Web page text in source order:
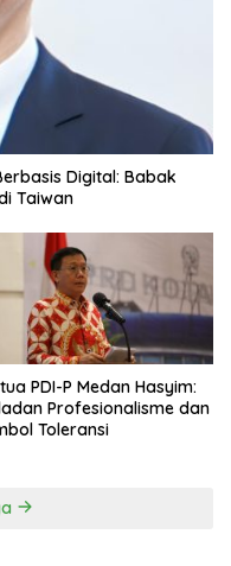
Digital: Babak
Taiwan
PDI-P Medan Hasyim:
Profesionalisme dan
Toleransi